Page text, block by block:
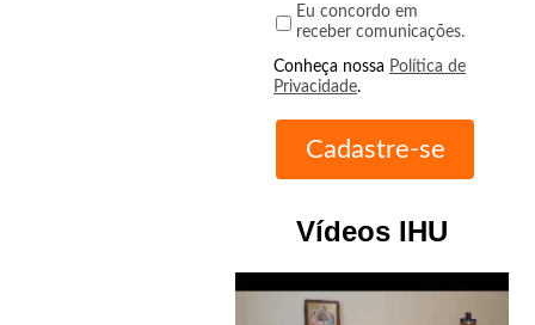
Eu concordo em
receber comunicações.
Conheça nossa Política de
Privacidade.
Vídeos IHU